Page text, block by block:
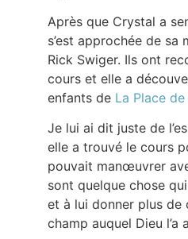
Après que Crystal a
s’est approchée de
Rick Swiger. Ils ont
cours et elle a
enfants de La Place
Je lui ai dit juste de
elle a trouvé le cours
pouvait manœuvrer
sont quelque chose
et à lui donner plus de
champ auquel Dieu l’a